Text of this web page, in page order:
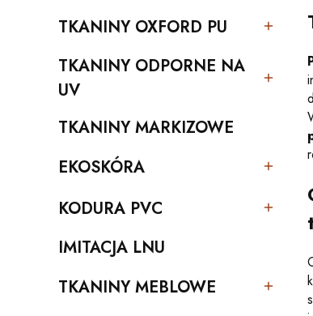
Kategoria - TKANINY OXFORD PU
TKANINY OXFORD PU
Kategoria - TKANINY ODPORNE NA UV
TKANINY ODPORNE NA
UV
Kategoria - TKANINY MARKIZOWE
TKANINY MARKIZOWE
Kategoria - EKOSKÓRA
EKOSKÓRA
Kategoria - KODURA PVC
KODURA PVC
Kategoria - IMITACJA LNU
IMITACJA LNU
Kategoria - TKANINY MEBLOWE
TKANINY MEBLOWE